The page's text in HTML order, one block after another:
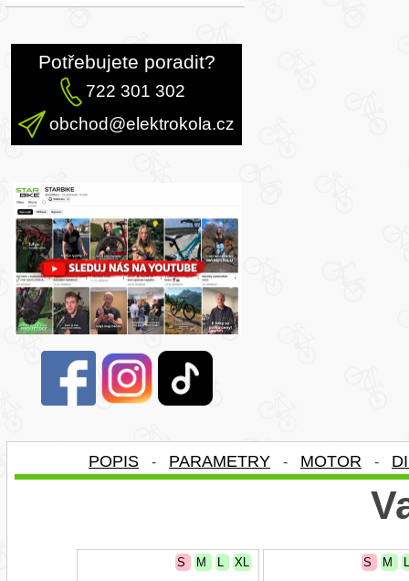
Potřebujete poradit?
722 301 302
obchod@elektrokola.cz
POPIS - PARAMETRY - MOTOR -
S M L XL S M